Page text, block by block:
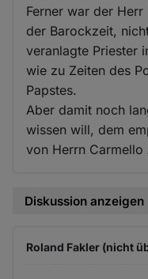
Ferner war der
der Barockzeit,
veranlagte Priester
wie zu Zeiten des
Papstes.
Aber damit noch
wissen will, dem
von Herrn Carmello
Diskussion anzeigen
Roland Fakler (nicht